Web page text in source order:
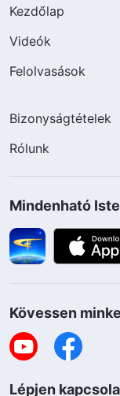
Kezdőlap
Videók
Felolvasások
Bizonyságtételek
Rólunk
Mindenható
Kövessen
Lépjen